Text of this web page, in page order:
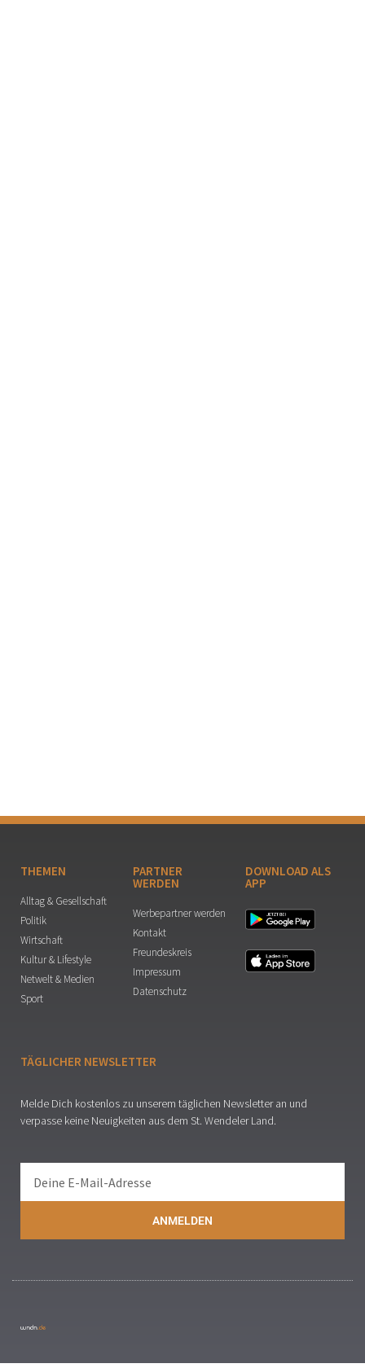
THEMEN
Alltag & Gesellschaft
Politik
Wirtschaft
Kultur & Lifestyle
Netwelt & Medien
Sport
PARTNER
WERDEN
Werbepartner werden
Kontakt
Freundeskreis
Impressum
Datenschutz
DOWNLOAD ALS
APP
TÄGLICHER NEWSLETTER
Melde Dich kostenlos zu unserem täglichen Newsletter an und
verpasse keine Neuigkeiten aus dem St. Wendeler Land.
ANMELDEN